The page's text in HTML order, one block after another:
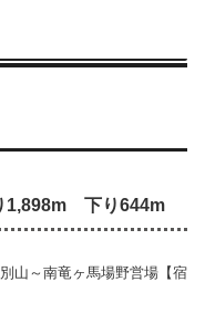
下り644m
山～南竜ヶ馬場野営場【宿